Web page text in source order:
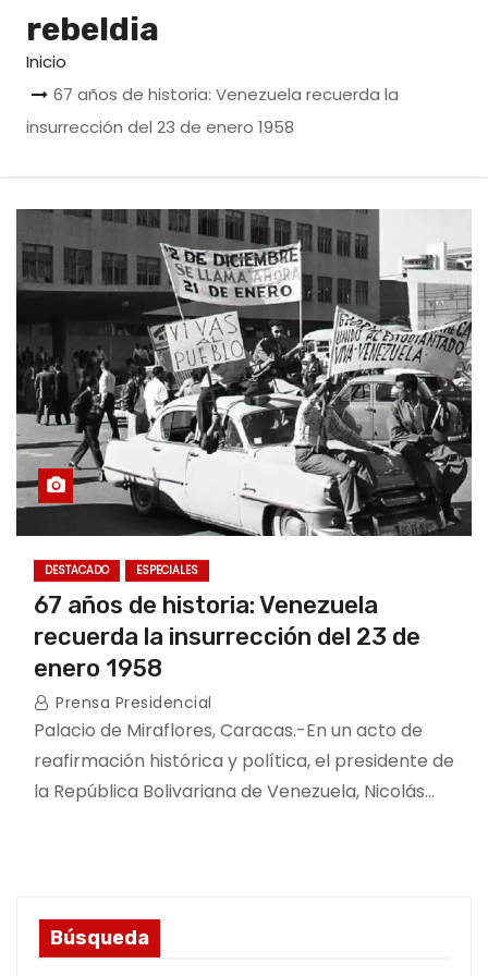
rebeldia
Inicio
67 años de historia: Venezuela recuerda la
insurrección del 23 de enero 1958
DESTACADO ESPECIALES
67 años de historia: Venezuela
recuerda la insurrección del 23 de
enero 1958
Prensa Presidencial
Palacio de Miraflores, Caracas.-En un acto de
reafirmación histórica y política, el presidente de
la República Bolivariana de Venezuela, Nicolás…
Búsqueda